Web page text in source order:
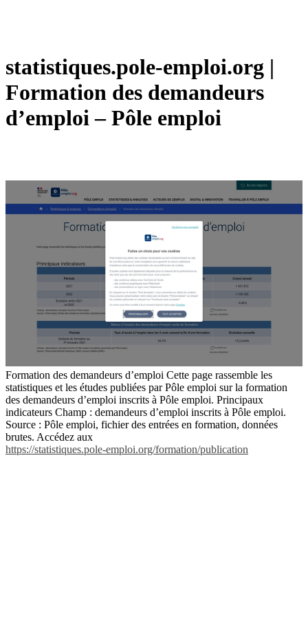
statistiques.pole-emploi.org |
Formation des demandeurs
d’emploi – Pôle emploi
Formation des demandeurs d’emploi Cette page rassemble les
statistiques et les études publiées par Pôle emploi sur la formation
des demandeurs d’emploi inscrits à Pôle emploi. Principaux
indicateurs Champ : demandeurs d’emploi inscrits à Pôle emploi.
Source : Pôle emploi, fichier des entrées en formation, données
brutes. Accédez aux
https://statistiques.pole-emploi.org/formation/publication